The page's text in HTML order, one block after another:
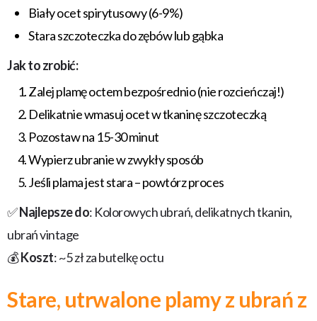
Biały ocet spirytusowy (6-9%)
Stara szczoteczka do zębów lub gąbka
Jak to zrobić:
Zalej plamę octem bezpośrednio (nie rozcieńczaj!)
Delikatnie wmasuj ocet w tkaninę szczoteczką
Pozostaw na 15-30 minut
Wypierz ubranie w zwykły sposób
Jeśli plama jest stara – powtórz proces
✅Najlepsze do: Kolorowych ubrań, delikatnych tkanin,
ubrań vintage
💰Koszt: ~5 zł za butelkę octu
Stare, utrwalone plamy z ubrań z